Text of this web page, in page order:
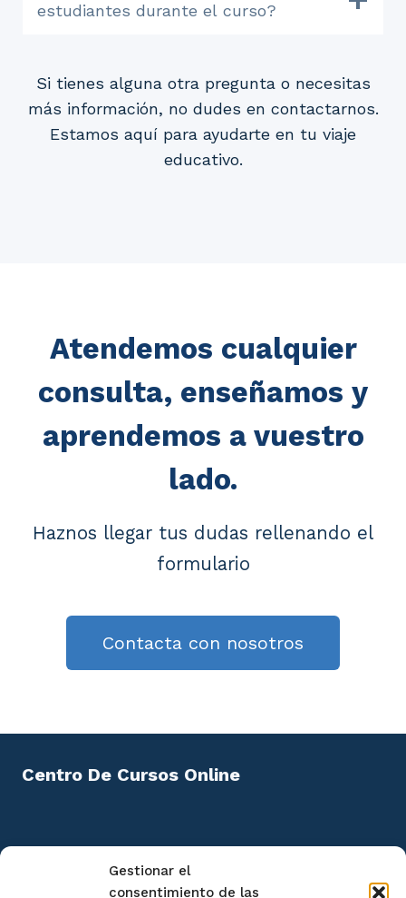
Gestionar el
consentimiento de las
estudiantes durante el curso?
Si tienes alguna otra pregunta o necesitas
más información, no dudes en contactarnos.
Estamos aquí para ayudarte en tu viaje
educativo.
Atendemos cualquier
consulta, enseñamos y
aprendemos a vuestro
lado.
Haznos llegar tus dudas rellenando el
formulario
Contacta con nosotros
Centro De Cursos Online
Política de privacidad